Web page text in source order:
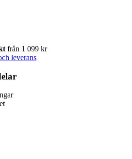
från 1 099 kr
leverans